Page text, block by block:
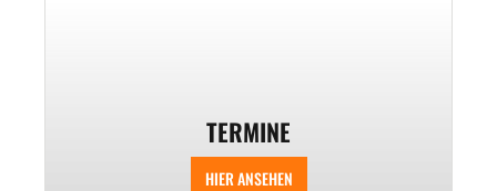
TERMINE
HIER ANSEHEN